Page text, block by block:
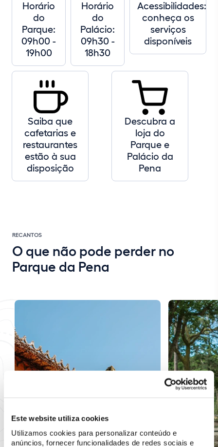
Este website utiliza cookies
Utilizamos cookies para personalizar conteúdo e
anúncios, fornecer funcionalidades de redes sociais e
Horário
do
Parque:
09h00 -
19h00
Horário
do
Palácio:
09h30 -
18h30
Acessibilidades:
conheça os
serviços
disponíveis
Saiba que
cafetarias e
restaurantes
estão à sua
disposição
Descubra a
loja do
Parque e
Palácio da
Pena
RECANTOS
O que não pode perder no
Parque da Pena